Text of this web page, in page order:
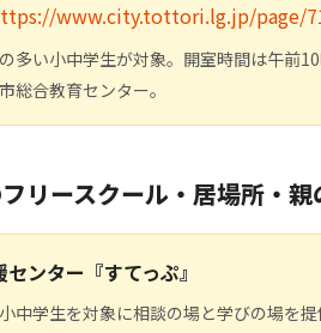
www.city.tottori.lg.jp/page/
多い小中学生が対象。開室時間は午前
総合教育センター。
リースクール・居場所・親
ンター『すてっぷ』
中学生を対象に相談の場と学びの場を